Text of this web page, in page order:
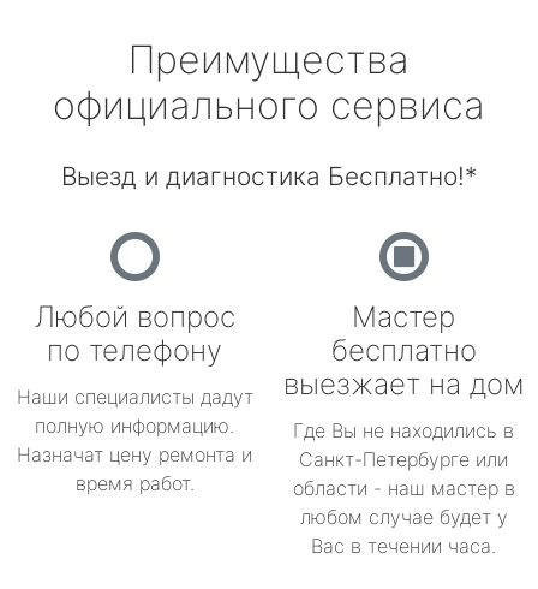
Преимущества
официального сервиса
Выезд и диагностика Бесплатно!*
Любой вопрос
по телефону
Наши специалисты дадут
полную информацию.
Назначат цену ремонта и
время работ.
Мастер
бесплатно
выезжает на дом
Где Вы не находились в
Санкт-Петербурге или
области - наш мастер в
любом случае будет у
Вас в течении часа.